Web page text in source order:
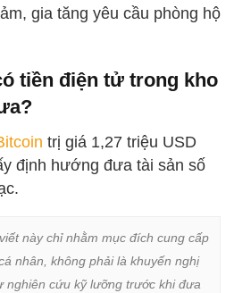
gia tăng yêu cầu phòng hộ
tiền điện tử trong kho
trị giá 1,27 triệu USD
định hướng đưa tài sản số
này chỉ nhằm mục đích cung cấp
nhân, không phải là khuyến nghị
nghiên cứu kỹ lưỡng trước khi đưa